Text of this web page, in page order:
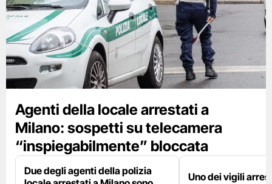
Agenti della locale arrestati a
Milano: sospetti su telecamera
“inspiegabilmente” bloccata
Due degli agenti della polizia
Uno dei vigili